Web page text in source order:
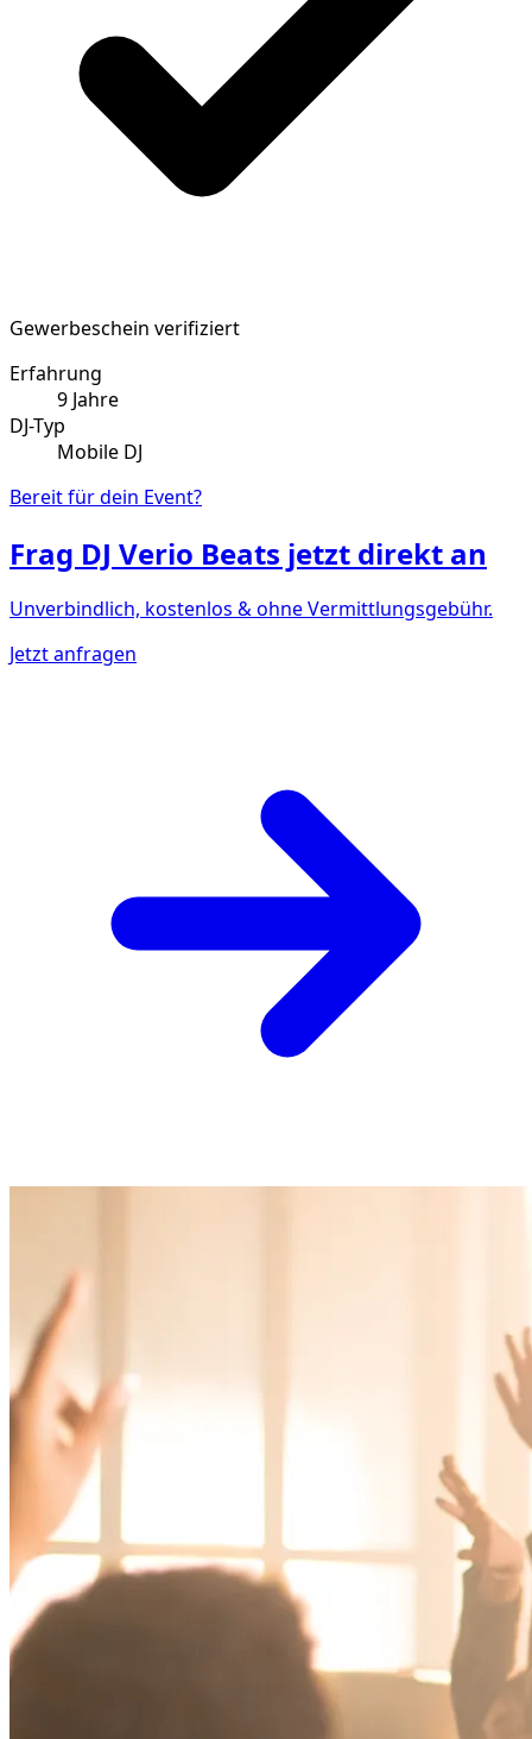
Gewerbeschein verifiziert
Erfahrung
9 Jahre
DJ-Typ
Mobile DJ
Bereit für dein Event?
Frag DJ Verio Beats jetzt direkt an
Unverbindlich, kostenlos & ohne Vermittlungsgebühr.
Jetzt anfragen